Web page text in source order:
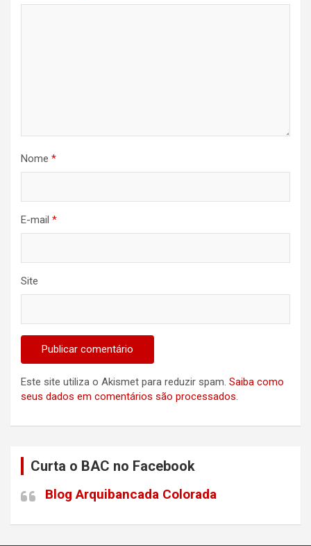
Nome *
E-mail *
Site
Este site utiliza o Akismet para reduzir spam. Saiba como
seus dados em comentários são processados.
Curta o BAC no Facebook
Blog Arquibancada Colorada